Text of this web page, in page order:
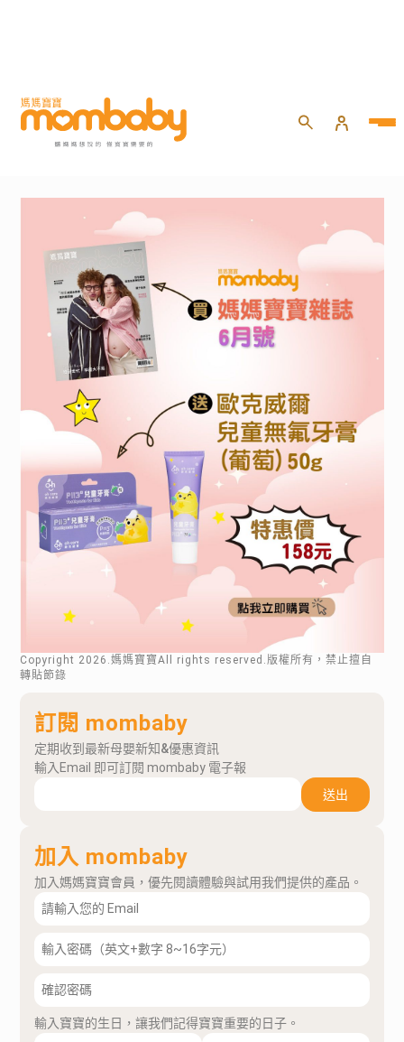
Copyright 2026 .媽媽寶寶All rights reserved.版權所有，禁止擅自
轉貼節錄
訂閱 mombaby
定期收到最新母嬰新知&優惠資訊
輸入Email 即可訂閱 mombaby 電子報
送出
加入 mombaby
加入媽媽寶寶會員，優先閱讀體驗與試用我們提供的產品。
輸入寶寶的生日，讓我們記得寶寶重要的日子。